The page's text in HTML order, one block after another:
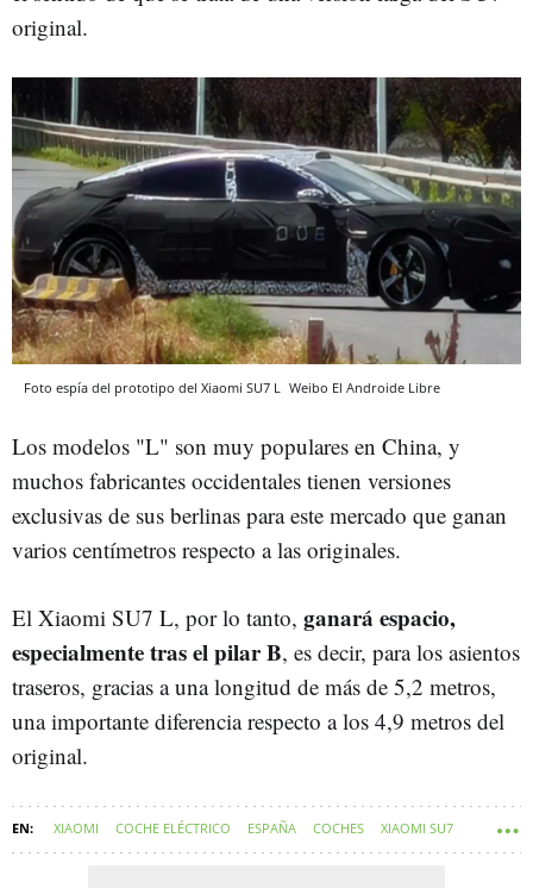
original.
Foto espía del prototipo del Xiaomi SU7 L Weibo El Androide Libre
Los modelos "L" son muy populares en China, y
muchos fabricantes occidentales tienen versiones
exclusivas de sus berlinas para este mercado que ganan
varios centímetros respecto a las originales.
El Xiaomi SU7 L, por lo tanto, ganará espacio,
especialmente tras el pilar B, es decir, para los asientos
traseros, gracias a una longitud de más de 5,2 metros,
una importante diferencia respecto a los 4,9 metros del
original.
XIAOMI COCHE ELÉCTRICO ESPAÑA COCHES XIAOMI SU7